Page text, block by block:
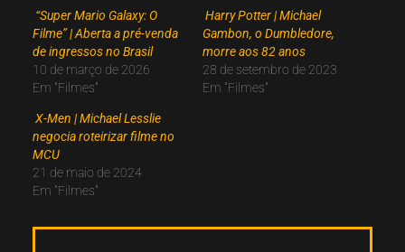
“Super Mario Galaxy: O
Filme” | Aberta a pré-venda
de ingressos no Brasil
10 de março de 2026
Em "Filmes"
Harry Potter | Michael
Gambon, o Dumbledore,
morre aos 82 anos
28 de setembro de 2023
Em "Filmes"
X-Men | Michael Lesslie
negocia roteirizar filme no
MCU
21 de maio de 2024
Em "Filmes"